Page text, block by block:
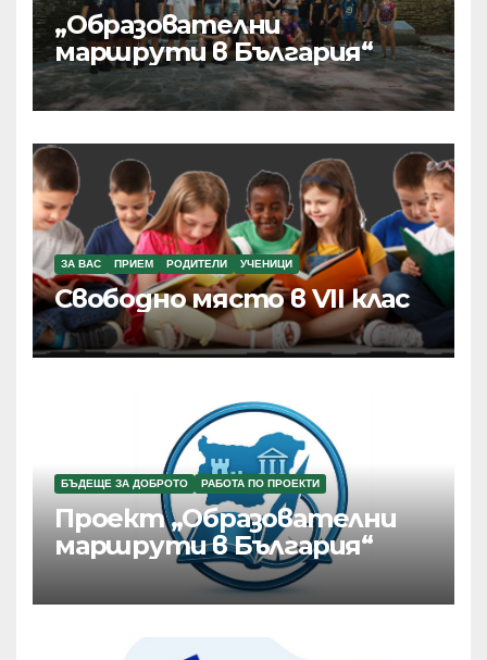
„Образователни
маршрути в България“
ЗА ВАС ПРИЕМ РОДИТЕЛИ УЧЕНИЦИ
Свободно място в VII клас
БЪДЕЩЕ ЗА ДОБРОТО РАБОТА ПО ПРОЕКТИ
Проект „Образователни
маршрути в България“